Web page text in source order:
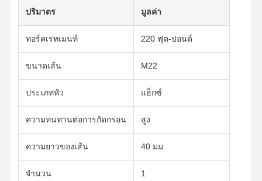
ปริมาตร มูลค่า
ทอร์คเรทเมนท์ 220 ฟุต-ปอนด์
ขนาดเส้น M22
ประเภทหัว แฮ็กซ์
ความทนทานต่อการกัดกร่อน สูง
ความยาวของเส้น 40 มม.
จํานวน 1